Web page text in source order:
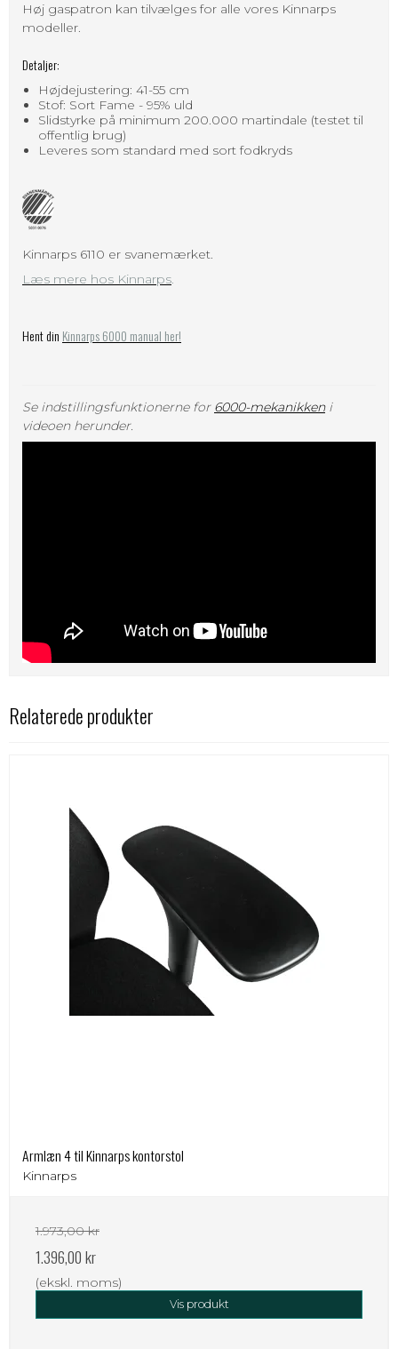
Høj gaspatron kan tilvælges for alle vores Kinnarps
modeller.
Detaljer:
Højdejustering: 41-55 cm
Stof: Sort Fame - 95% uld
Slidstyrke på minimum 200.000 martindale (testet til
offentlig brug)
Leveres som standard med sort fodkryds
Kinnarps 6110 er svanemærket.
Læs mere hos Kinnarps.
Hent din Kinnarps 6000 manual her!
Se indstillingsfunktionerne for 6000-mekanikkeni
videoen herunder.
Relaterede produkter
Armlæn 4 til Kinnarps kontorstol
Kinnarps
1.973,00 kr
1.396,00 kr
(ekskl. moms)
Vis produkt